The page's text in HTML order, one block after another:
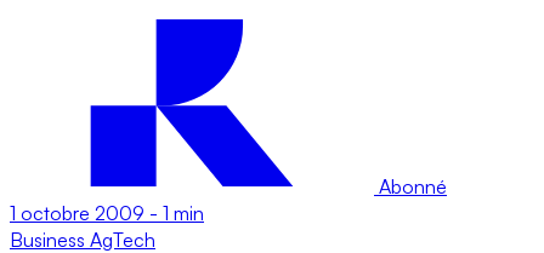
Abonné
1 octobre 2009 - 1 min
Business AgTech